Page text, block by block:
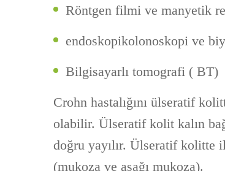
Röntgen filmi ve manyetik
endoskopikolonoskopi ve
Bilgisayarlı tomografi ( BT)
Crohn hastalığını ülseratif
olabilir. Ülseratif kolit kalın
doğru yayılır. Ülseratif kolitte
(mukoza ve aşağı mukoza).